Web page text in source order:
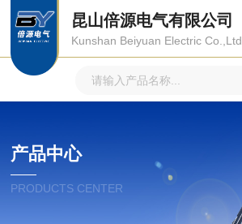
昆山倍源电气有限公司
Kunshan Beiyuan Electric Co.,Ltd
产品中心
PRODUCTS CENTER